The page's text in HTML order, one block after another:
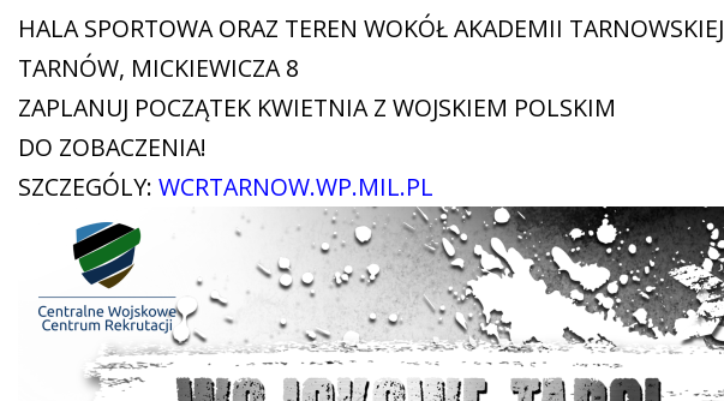
HALA SPORTOWA ORAZ TEREN WOKÓŁ AKADEMII TARNOWSKIEJ
TARNÓW, MICKIEWICZA 8
ZAPLANUJ POCZĄTEK KWIETNIA Z WOJSKIEM POLSKIM
DO ZOBACZENIA!
SZCZEGÓLY: WCRTARNOW.WP.MIL.PL